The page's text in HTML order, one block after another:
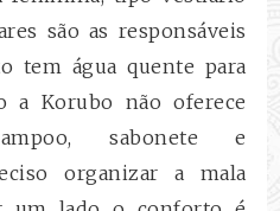
são as responsáveis
tem água quente para
a Korubo não oferece
sabonete e
organizar a mala